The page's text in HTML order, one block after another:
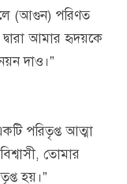
(আগুন) পরিণত
আমার হৃদয়কে
দাও।”
পরিতৃপ্ত আত্মা
তোমার
হয়।”